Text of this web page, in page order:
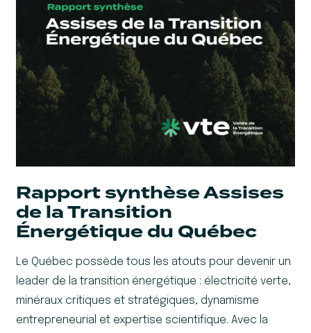
Rapport synthèse Assises
de la Transition
Énergétique du Québec
Le Québec possède tous les atouts pour devenir un
leader de la transition énergétique : électricité verte,
minéraux critiques et stratégiques, dynamisme
entrepreneurial et expertise scientifique. Avec la